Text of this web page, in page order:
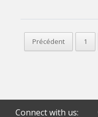
Précédent 1
Connect with us: